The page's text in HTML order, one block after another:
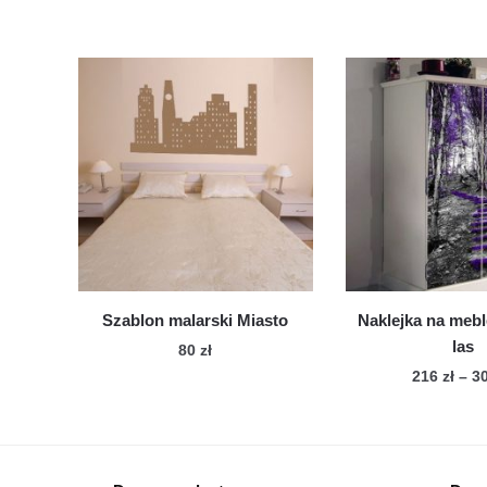
Szablon malarski Miasto
80zł
Naklejka na
las
216 zł –